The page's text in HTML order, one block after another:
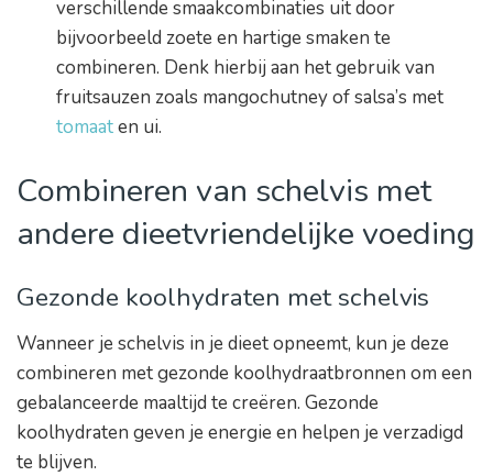
verschillende smaakcombinaties uit door
bijvoorbeeld zoete en hartige smaken te
combineren. Denk hierbij aan het gebruik van
fruitsauzen zoals mangochutney of salsa’s met
tomaaten ui.
Combineren van schelvis met
andere dieetvriendelijke voeding
Gezonde koolhydraten met schelvis
Wanneer je schelvis in je dieet opneemt, kun je deze
combineren met gezonde koolhydraatbronnen om een
gebalanceerde maaltijd te creëren. Gezonde
koolhydraten geven je energie en helpen je verzadigd
te blijven.